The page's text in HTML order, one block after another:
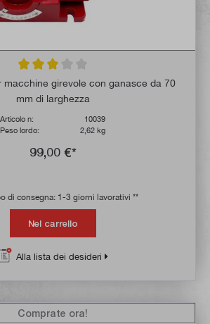
Valutazione media di 3 su 5 stelle
macchine girevole con ganasce da 70
mm di larghezza
Articolo n:
10039
Peso lordo:
2,62 kg
99,00 €*
di consegna: 1-3 giorni lavorativi **
Nel carrello
Alla lista dei desideri
Comprate ora!